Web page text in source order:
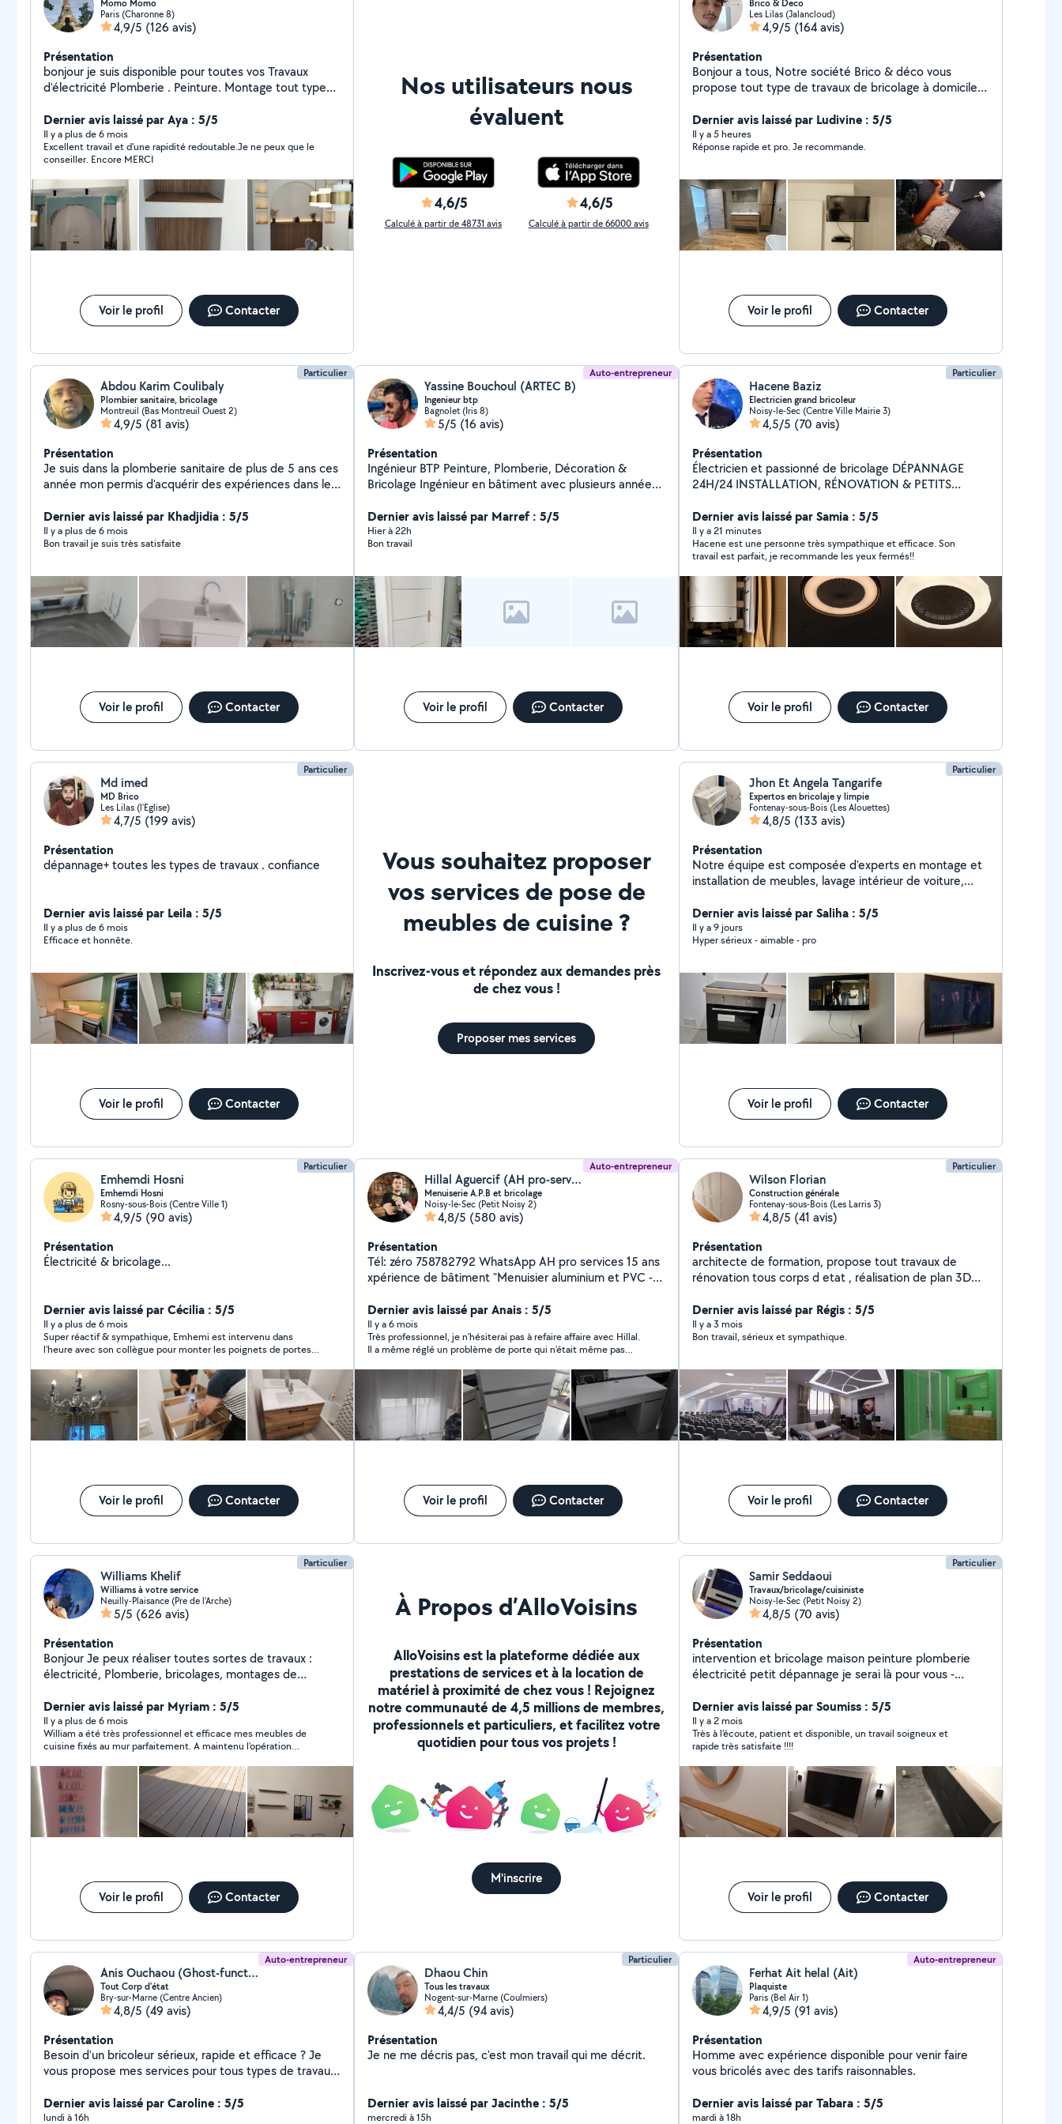
Momo Momo
Paris (Charonne 8)
4,9/5 (126 avis)
Présentation
bonjour je suis disponible pour toutes vos Travaux
d'électricité Plomberie . Peinture. Montage tout type
dynamique
Dernier avis laissé par Aya : 5/5
Il y a plus de 6 mois
Excellent travail et d'une rapidité redoutable.Je ne peux que le
conseiller. Encore MERCI
Voir le profil Contacter
Nos utilisateurs nous
évaluent
4,6/5
Calculé à partir de 48731 avis
4,6/5
Calculé à partir de 66000 avis
Brico & Deco
Les Lilas (Jalancloud)
4,9/5 (164 avis)
Présentation
Bonjour a tous, Notre société Brico & déco vous
propose tout type de travaux de bricolage à domicile: -
Décoration intérieur (fixation d'étagère, tableau, miroir
etc...) -Électricité (installation de luminaire, prise,
interrupteur etc...) -Plomberie (tuyauterie PVC,
peint - Pose de carrelage - Jardinage ( nettoyage de
terrasse, pose et construction de terrasse en bois ou
en PVC..) -Tout autre travaux (j'étudie toutes les
demandes). Tarif: Sur devis Carmen et Reda
Brico&déco
Dernier avis laissé par Ludivine : 5/5
Il y a 5 heures
Réponse rapide et pro. Je recommande.
Voir le profil Contacter
Particulier
Abdou Karim Coulibaly
Plombier sanitaire, bricolage
Montreuil (Bas Montreuil Ouest 2)
4,9/5 (81 avis)
Présentation
Je suis dans la plomberie sanitaire de plus de 5 ans ces
année mon permis d'acquérir des expériences dans le
prestations
Dernier avis laissé par Khadjidia : 5/5
Il y a plus de 6 mois
Bon travail je suis très satisfaite
Voir le profil Contacter
Auto-entrepreneur
Yassine Bouchoul (ARTEC B)
Ingenieur btp
Bagnolet (Iris 8)
5/5 (16 avis)
Présentation
Ingénieur BTP Peinture, Plomberie, Décoration &
Bricolage Ingénieur en bâtiment avec plusieurs années
travaux à domicile : Peinture intérieure et extérieure
Travaux de plomberie (robinets, fuites, WC, éviers,
douchettes, etc.) Montage et installation de meubles,
intérieur Petits travaux de rénovation et d'entretien
Travail soigné, finitions de qualité et conseils
techniques personnalisés. Devis gratuit et intervention
rapide.
Dernier avis laissé par Marref : 5/5
Hier à 22h
Bon travail
Voir le profil Contacter
Particulier
Hacene Baziz
Electricien grand bricoleur
Noisy-le-Sec (Centre Ville Mairie 3)
4,5/5 (70 avis)
Présentation
Électricien et passionné de bricolage DÉPANNAGE
24H/24 INSTALLATION, RÉNOVATION & PETITS
dans l'électricité bâtiment, tertiaire et industriel.
Disponible immédiatement 7j/7 Dépannage d'urgence
24h/24 ________________________________________ Prestations
proposées : Dépannages urgents (pannes, coupures,
disjoncteurs HS) Petites réparations électriques
(prises, interrupteurs, luminaires, sonnettes, etc.)
Installation et rénovation de tableaux électriques
Tirage de câbles, pose de points lumineux et
d'appareillages Lecture et réalisation de plans/schémas
laver .frigo.four.....exc . Montage des luminaire sport
lustre hublot ex... ________________________________________ Besoin
d'un électricien fiable pour une panne, une réparation
n'hésitez pas à m'appeler.
Dernier avis laissé par Samia : 5/5
Il y a 21 minutes
Hacene est une personne très sympathique et efficace. Son
travail est parfait, je recommande les yeux fermés!!
Voir le profil Contacter
Particulier
Md imed
MD Brico
Les Lilas (l'Eglise)
4,7/5 (199 avis)
Présentation
dépannage+ toutes les types de travaux . confiance
Dernier avis laissé par Leila : 5/5
Il y a plus de 6 mois
Efficace et honnête.
Voir le profil Contacter
Vous souhaitez proposer
vos services de pose de
meubles de cuisine ?
Inscrivez-vous et répondez aux demandes près
de chez vous !
Proposer mes services
Particulier
Jhon Et Angela Tangarife
Expertos en bricolaje y limpie
Fontenay-sous-Bois (Les Alouettes)
4,8/5 (133 avis)
Présentation
Notre équipe est composée d'experts en montage et
installation de meubles, lavage intérieur de voiture,
peinture, réparations à domicile et nettoyage de
maison. Nous sommes toujours attentifs aux détails
lors de chaque intervention. Contactez-nous pour avoir
Dernier avis laissé par Saliha : 5/5
Il y a 9 jours
Hyper sérieux - aimable - pro
Voir le profil Contacter
Particulier
Emhemdi Hosni
Emhemdi Hosni
Rosny-sous-Bois (Centre Ville 1)
4,9/5 (90 avis)
Présentation
Électricité & bricolage...
Dernier avis laissé par Cécilia : 5/5
Il y a plus de 6 mois
Super réactif & sympathique, Emhemi est intervenu dans
l'heure avec son collègue pour monter les poignets de portes
efficacité à un très bon prix. Je garde ses coordonnées pour la
prochaine fois, je recommande.
Voir le profil Contacter
Auto-entrepreneur
Hillal Aguercif (AH pro-service)
Menuiserie A.P.B et bricolage
Noisy-le-Sec (Petit Noisy 2)
4,8/5 (580 avis)
Présentation
Tél: zéro 758782792 WhatsApp AH pro services 15 ans
xpérience de bâtiment "Menuisier aluminium et PVC -
l'installation de menuiseries en aluminium et PVC, je
propose également mes services pour tous vos travaux
de bricolage. Mes réalisations : - Fenêtres et portes en
aluminium et PVC et bois - Volets roulants et stores -
Bardages et façades - Travaux de rénovation et de
réparation -serrerie -Reparation oubgect - Bricolage :
montage des cuisine et des meubles, installation de
étagères, travaux de peinture, Je suis à votre
disposition pour discuter de vos projets et vous
Dernier avis laissé par Anais : 5/5
Il y a 6 mois
Très professionnel, je n’hésiterai pas à refaire affaire avec Hillal.
Il a même réglé un problème de porte qui n’était même pas
Voir le profil Contacter
Particulier
Wilson Florian
Construction générale
Fontenay-sous-Bois (Les Larris 3)
4,8/5 (41 avis)
Présentation
architecte de formation, propose tout travaux de
rénovation tous corps d etat , réalisation de plan 3D
Dernier avis laissé par Régis : 5/5
Il y a 3 mois
Bon travail, sérieux et sympathique.
Voir le profil Contacter
Particulier
Williams Khelif
Williams à votre service
Neuilly-Plaisance (Pre de l'Arche)
5/5 (626 avis)
Présentation
Bonjour Je peux réaliser toutes sortes de travaux :
électricité, Plomberie, bricolages, montages de
propre et soigné. Zéro six,seize, Vingt six,dix sept,
Quatre vingt dix. Si vous me contactez directement par
téléphone laisser moi vos coordonnées. Merci. Williams
allovoisins
Dernier avis laissé par Myriam : 5/5
Il y a plus de 6 mois
William a été très professionnel et efficace mes meubles de
cuisine fixés au mur parfaitement. A maintenu l'opération
Voir le profil Contacter
À Propos d’AlloVoisins
AlloVoisins est la plateforme dédiée aux
prestations de services et à la location de
matériel à proximité de chez vous ! Rejoignez
notre communauté de 4,5 millions de membres,
professionnels et particuliers, et facilitez votre
quotidien pour tous vos projets !
M'inscrire
Particulier
Samir Seddaoui
Travaux/bricolage/cuisiniste
Noisy-le-Sec (Petit Noisy 2)
4,8/5 (70 avis)
Présentation
intervention et bricolage maison peinture plomberie
électricité petit dépannage je serai là pour vous -
-Installation serrure porte -Plomberie changement de
robinetterie -Rafraîchissement de mur peinture -enduit
-jardinage -installation d'étagère mural -fixation de tv au
mur -montage de meuble en kit -démontage meuble -
installation colonne de douche -montage cabane de
jardin -fixation d'objets décoratifs (cadres miroirs
lustres...) -Fixation tv au mur (placo ou béton) -Pose
lino -Pose cabine de douche -Installation cuisine
complète -Dépose d'anciens meuble -Démontage
pose de nouveau vasque et lavabo -Decoration mural
avec panneaux acoustique -aménagement cagibi et
espace de rangement -Pose de tringles à rideaux et
portes et fenêtres. Déplacement pour faire des devis
Dernier avis laissé par Soumiss : 5/5
Il y a 2 mois
Très à l’écoute, patient et disponible, un travail soigneux et
rapide très satisfaite !!!!
Voir le profil Contacter
Auto-entrepreneur
Anis Ouchaou (Ghost-function)
Tout Corp d'état
Bry-sur-Marne (Centre Ancien)
4,8/5 (49 avis)
Présentation
Besoin d'un bricoleur sérieux, rapide et efficace ? Je
vous propose mes services pour tous types de travaux
réparations, installations, finitions, améliorations de
l'habitat et bien plus encore. Travail soigné et de
Dernier avis laissé par Caroline : 5/5
lundi à 16h
Particulier
Dhaou Chin
Tous les travaux
Nogent-sur-Marne (Coulmiers)
4,4/5 (94 avis)
Présentation
Je ne me décris pas, c'est mon travail qui me décrit.
Dernier avis laissé par Jacinthe : 5/5
mercredi à 15h
Auto-entrepreneur
Ferhat Ait helal (Ait)
Plaquiste
Paris (Bel Air 1)
4,9/5 (91 avis)
Présentation
Homme avec expérience disponible pour venir faire
vous bricolés avec des tarifs raisonnables.
Dernier avis laissé par Tabara : 5/5
mardi à 18h